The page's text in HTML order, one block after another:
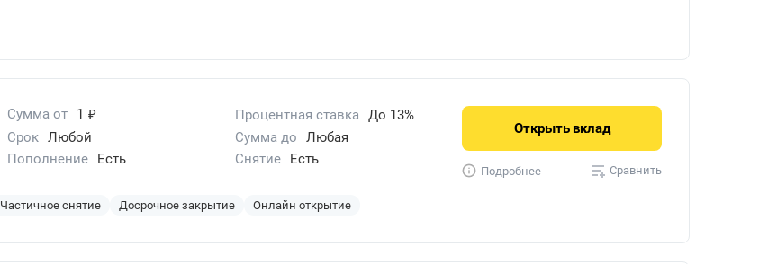
Сумма от 1 ₽ Процентная ставка До 13%
Срок Любой Сумма до
Любая
Пополнение
Есть Снятие Есть
Частичное снятие Досрочное закрытие Онлайн открытие
Открыть вклад
Подробнее Сравнить